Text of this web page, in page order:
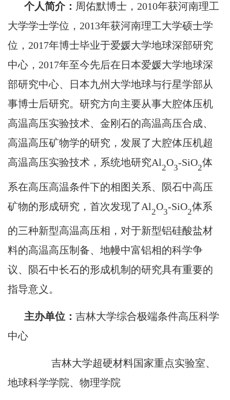
个人简介： 周佑默博士，2010年获河南理工
大学学士学位，2013年获河南理工大学硕士学
位，2017年博士毕业于爱媛大学地球深部研究
中心，2017年至今先后在日本爱媛大学地球深
部研究中心、日本九州大学地球与行星学部从
事博士后研究。研究方向主要从事大腔体压机
高温高压实验技术、金刚石的高温高压合成、
高温高压矿物学的研究，发展了大腔体压机超
高温高压实验技术，系统地研究Al2O3-SiO2体
系在高压高温条件下的相图关系、陨石中高压
矿物的形成研究，首次发现了Al2O3-SiO2体系
的三种新型高温高压相，对于新型铝硅酸盐材
料的高温高压制备、地幔中富铝相的科学争
议、陨石中长石的形成机制的研究具有重要的
指导意义。
主办单位： 吉林大学综合极端条件高压科学
中心
吉林大学超硬材料国家重点实验室、
地球科学学院、物理学院